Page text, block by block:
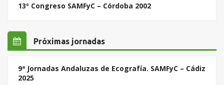
13º Congreso SAMFyC – Córdoba 2002
Próximas jornadas
9ª Jornadas Andaluzas de Ecografía. SAMFyC – Cádiz
2025